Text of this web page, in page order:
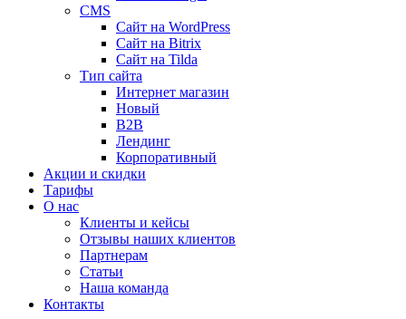
CMS
Сайт на WordPress
Сайт на Bitrix
Сайт на Tilda
Тип сайта
Интернет магазин
Новый
B2B
Лендинг
Корпоративный
Акции и скидки
Тарифы
О нас
Клиенты и кейсы
Отзывы наших клиентов
Партнерам
Статьи
Наша команда
Контакты